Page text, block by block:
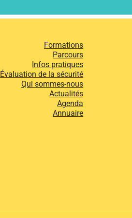
Formations
Parcours
Infos pratiques
Évaluation de la sécurité
Qui sommes-nous
Actualités
Agenda
Annuaire